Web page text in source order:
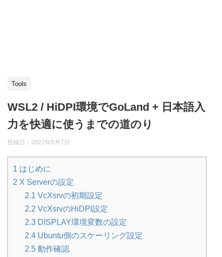
Tools
WSL2 / HiDPI環境でGoLand + 日本語入
力を快適に使うまでの道のり
投稿日： 2022年5月7日
1 はじめに
2 X Serverの設定
2.1 VcXsrvの初期設定
2.2 VcXsrvのHiDPI設定
2.3 DISPLAY環境変数の設定
2.4 Ubuntu側のスケーリング設定
2.5 動作確認